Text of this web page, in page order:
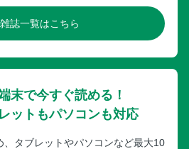
誌一覧はこちら
末で今すぐ読める！
ットもパソコンも対応
、タブレットやパソコンなど最大10